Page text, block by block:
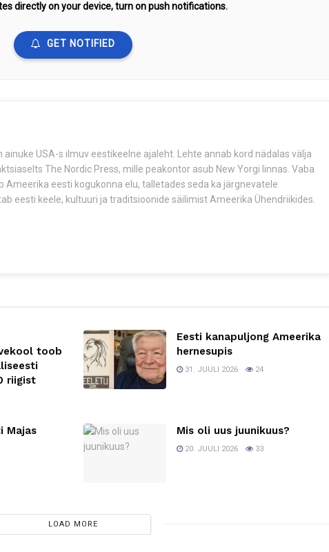
directly on your device, turn on push notifications.
GET NOTIFIED
ainuke USA-s ilmuv eestikeelne ajaleht. Lehte annab kord nädalas välja
The Nordic Press, mille peakontor asub New Yorgi linnas. Vaba
Ameerika eesti kogukonna elu, talletades seda ka järgnevatele
eesti keele, kultuuri ja traditsioonide säilimist Ameerika Ühendriikides.
toob
riigist
Eesti kanapuljong Ameerika
hernesupis
31. JUULI 2026 24
Majas Mis oli uus juunikuus?
20. JUULI 2026 33
LOAD MORE